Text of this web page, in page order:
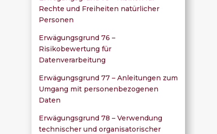
Rechte und Freiheiten natürlicher
Personen
Erwägungsgrund 76 –
Risikobewertung für
Datenverarbeitung
Erwägungsgrund 77 – Anleitungen zum
Umgang mit personenbezogenen
Daten
Erwägungsgrund 78 – Verwendung
technischer und organisatorischer